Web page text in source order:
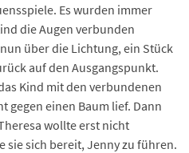
Es wurden immer
die Augen verbunden
über die Lichtung, ein Stück
auf den Ausgangspunkt.
Kind mit den verbundenen
gegen einen Baum lief. Dann
wollte erst nicht
sie sich bereit, Jenny zu führen.